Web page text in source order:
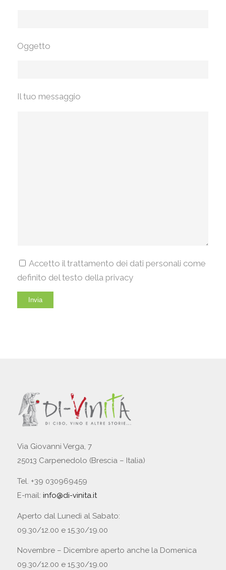
Oggetto
Il tuo messaggio
Accetto il trattamento dei dati personali come
definito del testo della privacy
Via Giovanni Verga, 7
25013 Carpenedolo (Brescia – Italia)
Tel. +39 030969459
E-mail: info@di-vinita.it
Aperto dal Lunedì al Sabato:
09.30/12.00 e 15.30/19.00
Novembre – Dicembre aperto anche la Domenica
09.30/12.00 e 15.30/19.00